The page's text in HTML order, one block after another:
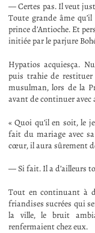
— Certes pas. Il veut
Toute grande âme
prince d’Antioche. Et
initiée par le parjure
Hypatios acquiesça.
puis trahie de restituer
musulman, lors de la
avant de continuer
« Quoi qu’il en soit, le
fait du mariage avec
cœur, il aura sûrement
— Si fait. Il a d’ailleurs
Tout en continuant à
friandises sucrées qui
la ville, le bruit
renfermaient chez eux.